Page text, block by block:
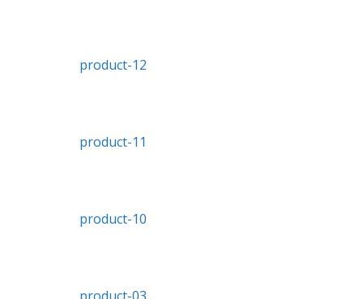
product-12
product-11
product-10
product-03